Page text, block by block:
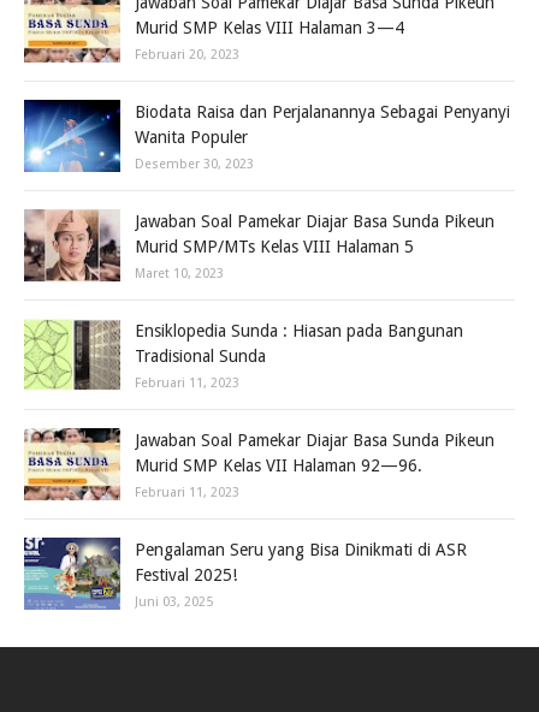
Murid SMP Kelas VIII Halaman 3—4
Februari 20, 2023
Biodata Raisa dan Perjalanannya Sebagai Penyanyi
Wanita Populer
Desember 30, 2023
Jawaban Soal Pamekar Diajar Basa Sunda Pikeun
Murid SMP/MTs Kelas VIII Halaman 5
Maret 10, 2023
Ensiklopedia Sunda : Hiasan pada Bangunan
Tradisional Sunda
Februari 11, 2023
Jawaban Soal Pamekar Diajar Basa Sunda Pikeun
Murid SMP Kelas VII Halaman 92—96.
Februari 11, 2023
Pengalaman Seru yang Bisa Dinikmati di ASR
Festival 2025!
Juni 03, 2025